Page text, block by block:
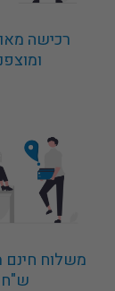
רכישה
ש"ח